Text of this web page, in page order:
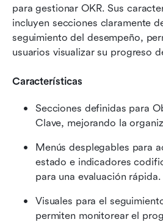
para gestionar OKR. Sus
incluyen secciones claramente
seguimiento del desempeño,
usuarios visualizar su progreso
Características
Secciones definidas para
Clave, mejorando la
Menús desplegables para
estado e indicadores
para una evaluación rápida.
Visuales para el
permiten monitorear el